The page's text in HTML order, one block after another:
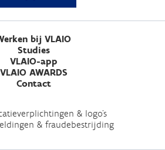
bij VLAIO
Studies
VLAIO-app
VLAIO AWARDS
Contact
& logo's
& fraudebestrijding